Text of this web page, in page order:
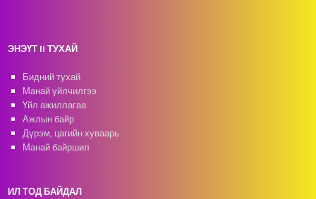
ЭНЭҮТ II ТУХАЙ
Бидний тухай
Манай үйлчилгээ
Үйл ажиллагаа
Ажлын байр
Дүрэм, цагийн хуваарь
Манай байршил
ИЛ ТОД БАЙДАЛ